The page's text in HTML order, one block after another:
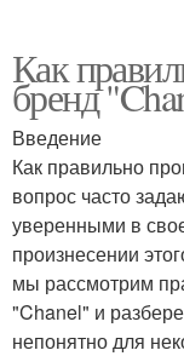
Как
бренд
Введение
Как правильно
вопрос часто
уверенными в
произнесении
мы рассмотрим
"Chanel" и
непонятно для